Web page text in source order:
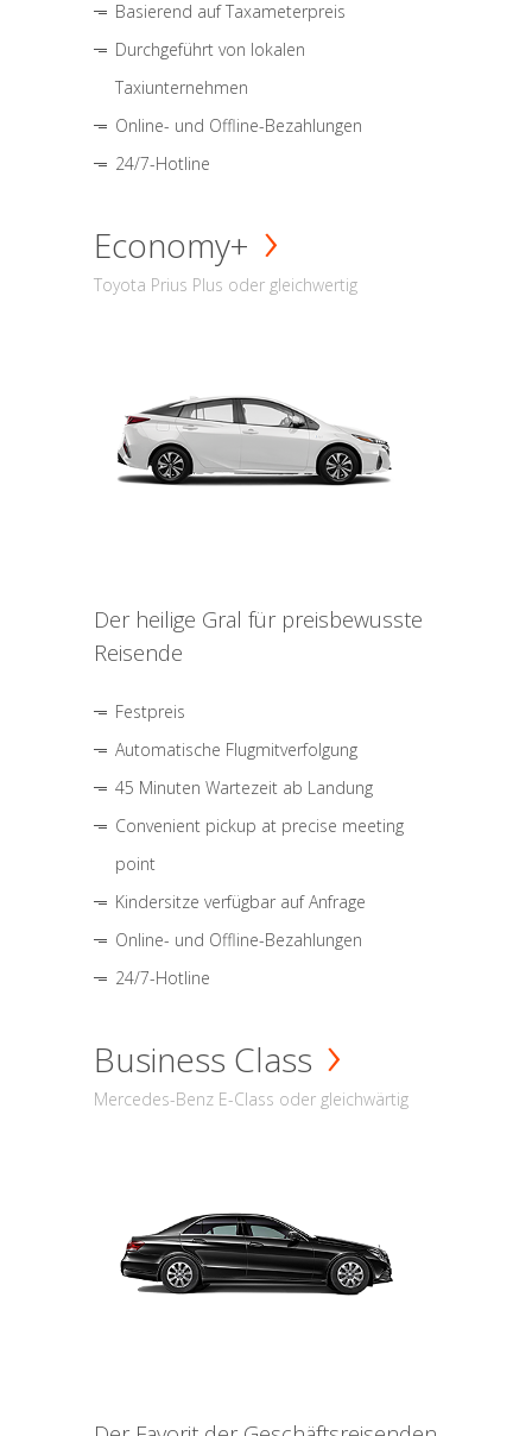
Basierend auf Taxameterpreis
Durchgeführt von lokalen
Taxiunternehmen
Online- und Offline-Bezahlungen
24/7-Hotline
Economy+
Toyota Prius Plus oder gleichwertig
Der heilige Gral für preisbewusste
Reisende
Festpreis
Automatische Flugmitverfolgung
45 Minuten Wartezeit ab Landung
Convenient pickup at precise meeting
point
Kindersitze verfügbar auf Anfrage
Online- und Offline-Bezahlungen
24/7-Hotline
Business Class
Mercedes-Benz E-Class oder gleichwärtig